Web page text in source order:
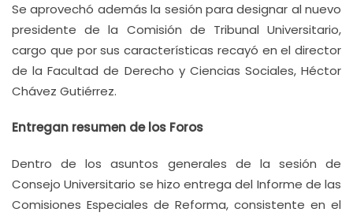
Se aprovechó además la sesión para designar al nuevo
presidente de la Comisión de Tribunal Universitario,
cargo que por sus características recayó en el director
de la Facultad de Derecho y Ciencias Sociales, Héctor
Chávez Gutiérrez.
Entregan resumen de los Foros
Dentro de los asuntos generales de la sesión de
Consejo Universitario se hizo entrega del Informe de las
Comisiones Especiales de Reforma, consistente en el